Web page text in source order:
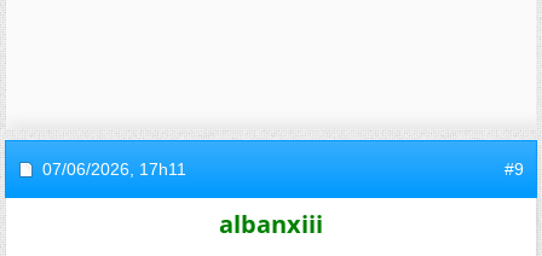
07/06/2026, 17h11 #9
albanxiii